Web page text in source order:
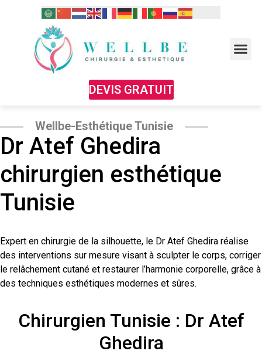
DEVIS GRATUIT
Wellbe-Esthétique Tunisie
Dr Atef Ghedira
chirurgien esthétique
Tunisie
Expert en chirurgie de la silhouette, le Dr Atef Ghedira réalise
des interventions sur mesure visant à sculpter le corps, corriger
le relâchement cutané et restaurer l’harmonie corporelle, grâce à
des techniques esthétiques modernes et sûres.
Chirurgien Tunisie : Dr Atef
Ghedira